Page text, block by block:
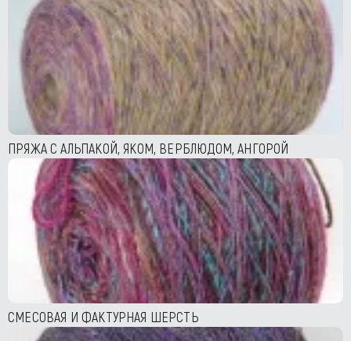
ПРЯЖА С АЛЬПАКОЙ, ЯКОМ, ВЕРБЛЮДОМ, АНГОРОЙ
СМЕСОВАЯ И ФАКТУРНАЯ ШЕРСТЬ